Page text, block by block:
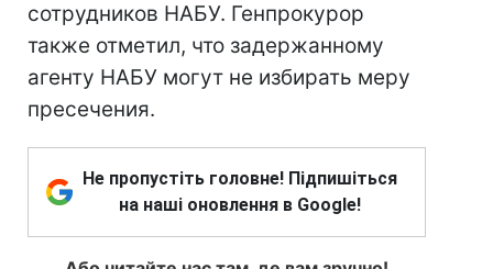
сотрудников НАБУ. Генпрокурор
также отметил, что задержанному
агенту НАБУ могут не избирать меру
пресечения.
Не пропустіть головне! Підпишіться
на наші оновлення в Google!